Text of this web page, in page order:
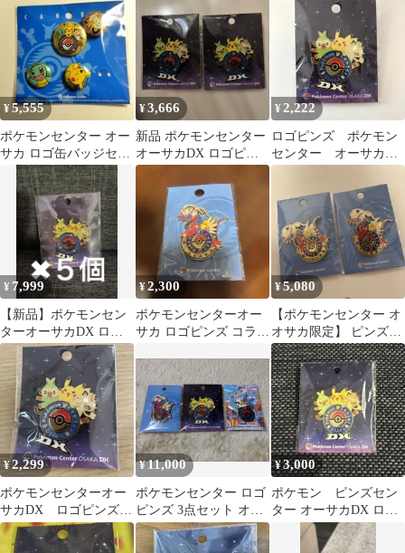
ウ サルノリ
¥5,555
ポケモンセンター オー
サカ ロゴ缶バッジセッ
¥3,666
新品 ポケモンセンター
オーサカDX ロゴピン
ズ ピンバッジ 大阪 2個
セット
¥2,222
ロゴピンズ ポケモン
センター オーサカDX
限定ロゴピンズ
¥ 7,999
【新品】ポケモンセン
ターオーサカDX ロゴ
ピンズ ✖︎５個セット
¥2,300
ポケモンセンターオー
サカ ロゴピンズ コライ
¥5,080
【ポケモンセンター オ
オサカ限定】 ピンズ
2点
¥2,299
ポケモンセンターオー
サカDX ロゴピンズ
ピカチュウ ピンバッ
ジ 大阪 限定
¥11,000
ポケモンセンター ロゴ
ピンズ 3点セット オー
サカ オーサカDX フク
オカ
¥3,000
ポケモン ピンズセン
ター オーサカDX ロゴ
ピンズ ポケセンピン
バッジ 大阪